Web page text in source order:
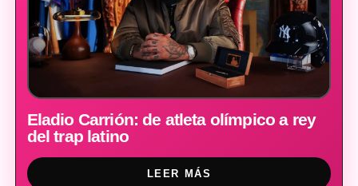
Eladio Carrión: de atleta olímpico a rey
del trap latino
LEER MÁS